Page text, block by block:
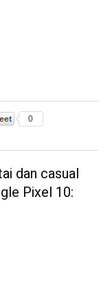
0
dan casual
Pixel 10: